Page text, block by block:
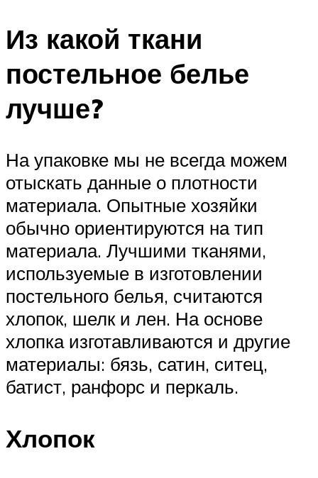
Из какой ткани
постельное белье
лучше?
На упаковке мы не всегда можем
отыскать данные о плотности
материала. Опытные хозяйки
обычно ориентируются на тип
материала. Лучшими тканями,
используемые в изготовлении
постельного белья, считаются
хлопок, шелк и лен. На основе
хлопка изготавливаются и другие
материалы: бязь, сатин, ситец,
батист, ранфорс и перкаль.
Хлопок